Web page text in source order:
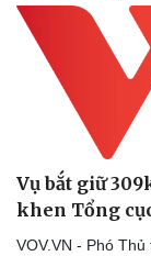
Vì cộng đồng
Vụ bắt giữ
khen Tổng
VOV.VN - Phó